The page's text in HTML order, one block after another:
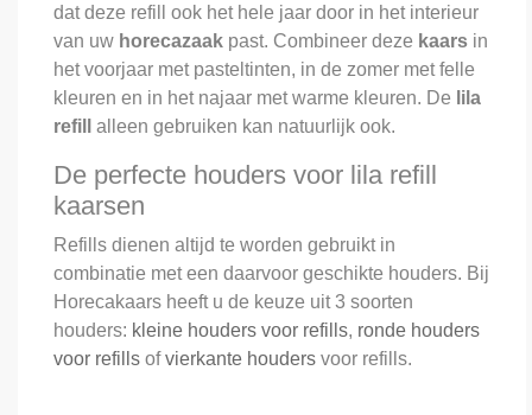
dat deze refill ook het hele jaar door in het interieur
van uw horecazaak past. Combineer deze kaars in
het voorjaar met pasteltinten, in de zomer met felle
kleuren en in het najaar met warme kleuren. De lila
refill
alleen gebruiken kan natuurlijk ook.
De perfecte houders voor lila refill
kaarsen
Refills dienen altijd te worden gebruikt in
combinatie met een daarvoor geschikte houders. Bij
Horecakaars heeft u de keuze uit 3 soorten
houders: kleine houders voor refills, ronde houders
voor refills ofvierkante houders voor refills.